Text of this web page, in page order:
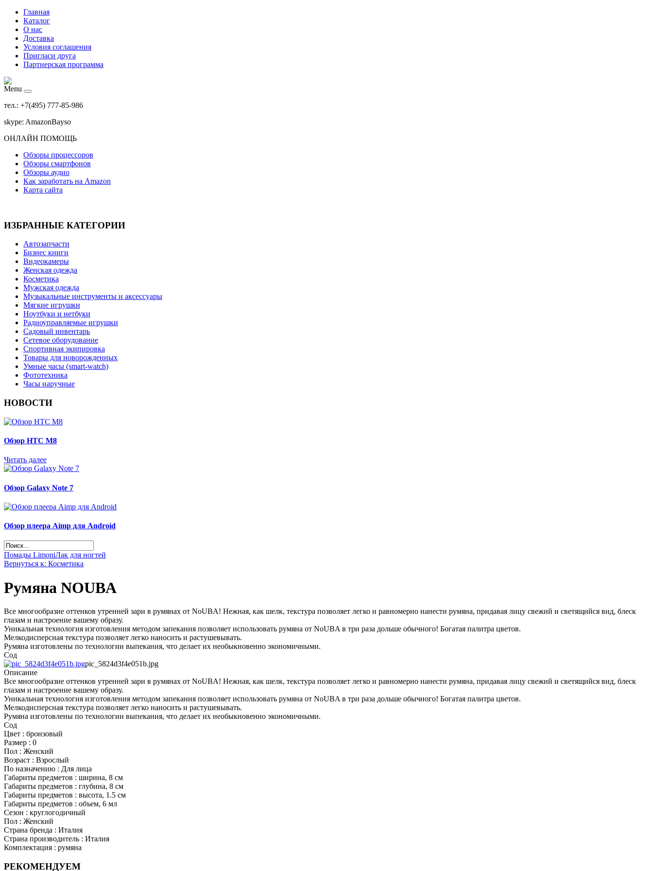
Главная
Каталог
О нас
Доставка
Условия соглашения
Пригласи друга
Партнерская программа
Menu
тел.: +7(495) 777-85-986
skype: AmazonBayso
ОНЛАЙН ПОМОЩЬ
Обзоры процессоров
Обзоры смартфонов
Обзоры аудио
Как заработать на Amazon
Карта сайта
ИЗБРАННЫЕ КАТЕГОРИИ
Автозапчасти
Бизнес книги
Видеокамеры
Женская одежда
Косметика
Мужская одежда
Музыкальные инструменты и аксессуары
Мягкие игрушки
Ноутбуки и нетбуки
Радиоуправляемые игрушки
Садовый инвентарь
Сетевое оборудование
Спортивная экипировка
Товары для новорожденных
Умные часы (smart-watch)
Фототехника
Часы наручные
НОВОСТИ
Обзор НТС М8
Читать далее
Обзор Galaxy Note 7
Обзор плеера Aimp для Android
Помады LimoniЛак для ногтей
Вернуться к: Косметика
Румяна NOUBA
Все многообразие оттенков утренней зари в румянах от NoUBA! Нежная, как шелк, текстура позволяет легко и равномерно нанести румяна, придавая лицу свежий и светящийся вид, блеск
глазам и настроение вашему образу.
Уникальная технология изготовления методом запекания позволяет использовать румяна от NoUBA в три раза дольше обычного! Богатая палитра цветов.
Мелкодисперсная текстура позволяет легко наносить и растушевывать.
Румяна изготовлены по технологии выпекания, что делает их необыкновенно экономичными.
Сод
pic_5824d3f4e051b.jpg
Описание
Все многообразие оттенков утренней зари в румянах от NoUBA! Нежная, как шелк, текстура позволяет легко и равномерно нанести румяна, придавая лицу свежий и светящийся вид, блеск
глазам и настроение вашему образу.
Уникальная технология изготовления методом запекания позволяет использовать румяна от NoUBA в три раза дольше обычного! Богатая палитра цветов.
Мелкодисперсная текстура позволяет легко наносить и растушевывать.
Румяна изготовлены по технологии выпекания, что делает их необыкновенно экономичными.
Сод
Цвет : бронзовый
Размер : 0
Пол : Женский
Возраст : Взрослый
По назначению : Для лица
Габариты предметов : ширина, 8 см
Габариты предметов : глубина, 8 см
Габариты предметов : высота, 1.5 см
Габариты предметов : объем, 6 мл
Сезон : круглогодичный
Пол : Женский
Страна бренда : Италия
Страна производитель : Италия
Комплектация : румяна
РЕКОМЕНДУЕМ